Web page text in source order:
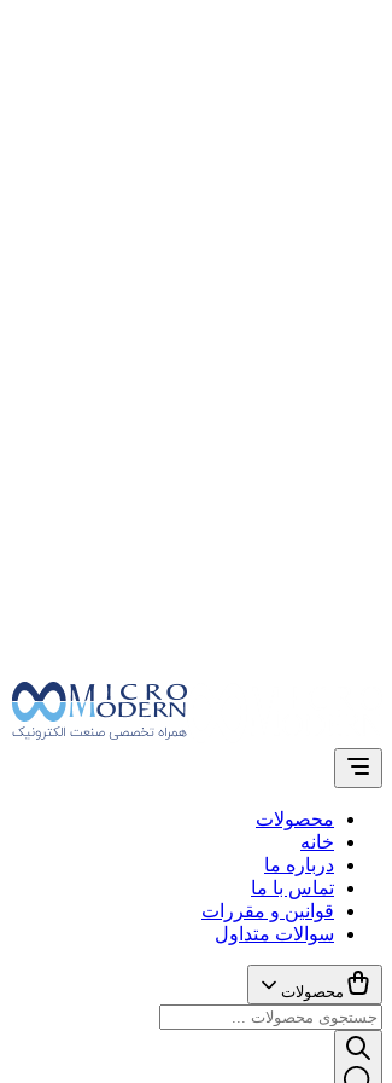
محصولات
خانه
درباره ما
تماس با ما
قوانین و مقررات
سوالات متداول
محصولات